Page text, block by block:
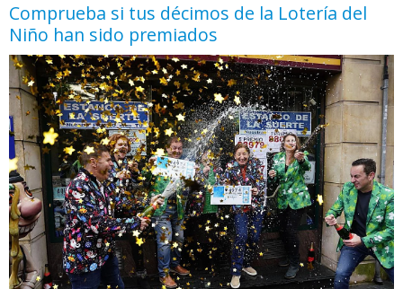
Comprueba si tus décimos de la Lotería del
Niño han sido premiados